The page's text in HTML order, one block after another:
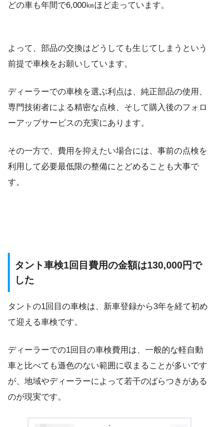
どの車も年間で6,000㎞ほど走っています。
よって、部品の交換はどうしても生じてしまうという
前提で車検をお願いしています。
ディーラーでの車検を選ぶ利点は、純正部品の使用、
専門技術者による精密な点検、そして購入後のフォロ
ーアップサービスの充実にあります。
その一方で、費用を抑えたい場合には、事前の点検を
利用して必要最低限の整備にとどめることも大事で
す。
タント車検1回目費用の金額は130,000円で
した
タントの1回目の車検は、新車登録から3年を経て初め
て迎える車検です。
ディーラーでの1回目の車検費用は、一般的な軽自動
車と比べても遜色のない範囲に収まることが多いです
が、地域やディーラーによって若干のばらつきがある
のが現実です。